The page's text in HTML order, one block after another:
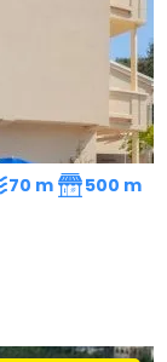
70 m 500 m